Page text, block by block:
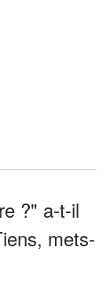
?" a-t-il
mets-